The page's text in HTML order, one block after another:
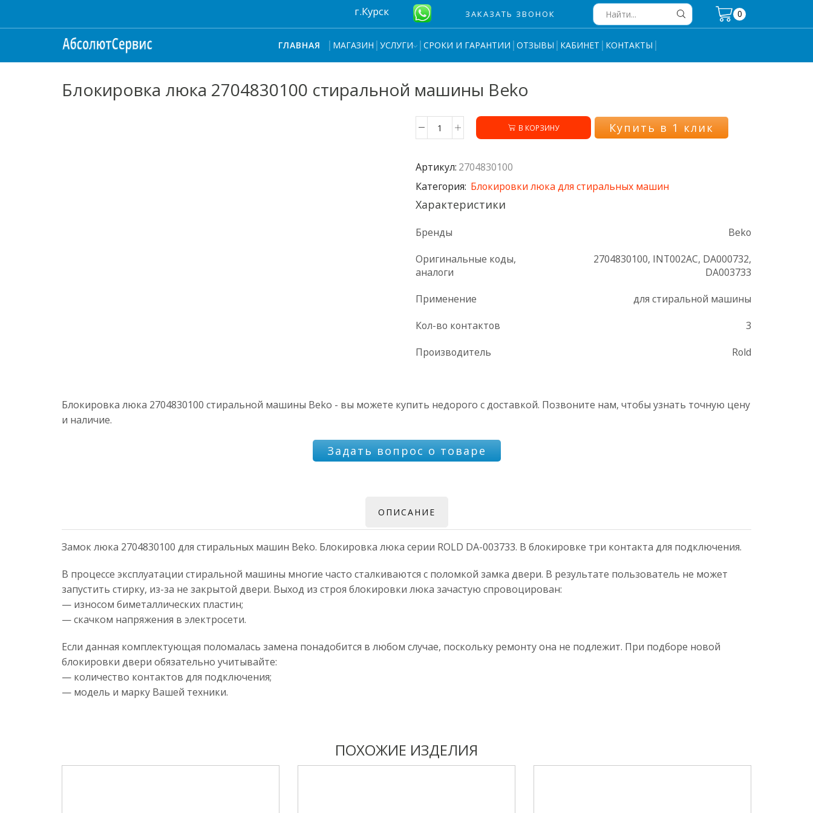
г.Курск ЗАКАЗАТЬ ЗВОНОК
input
0
ГЛАВНАЯ МАГАЗИН УСЛУГИ СРОКИ И ГАРАНТИИ ОТЗЫВЫ КАБИНЕТ КОНТАКТЫ
Блокировка люка 2704830100 стиральной машины Beko
Количество
люка
2704830100
стиральной
машины
В КОРЗИНУ Купить в 1 клик
Артикул: 2704830100
Категория: Блокировки люка для стиральных машин
Характеристики
Бренды
Beko
Оригинальные коды,
аналоги
2704830100, INT002AC, DA000732,
DA003733
Применение
для стиральной машины
Кол-во контактов
3
Производитель
Rold
Блокировка люка 2704830100 стиральной машины Beko - вы можете купить недорого с доставкой. Позвоните нам, чтобы узнать точную цену
и наличие.
Задать вопрос о товаре
ОПИСАНИЕ
Замок люка 2704830100 для стиральных машин Beko. Блокировка люка серии ROLD DA-003733. В блокировке три контакта для подключения.
В процессе эксплуатации стиральной машины многие часто сталкиваются с поломкой замка двери. В результате пользователь не может
запустить стирку, из-за не закрытой двери. Выход из строя блокировки люка зачастую спровоцирован:
— износом биметаллических пластин;
— скачком напряжения в электросети.
Если данная комплектующая поломалась замена понадобится в любом случае, поскольку ремонту она не подлежит. При подборе новой
блокировки двери обязательно учитывайте:
— количество контактов для подключения;
— модель и марку Вашей техники.
ПОХОЖИЕ ИЗДЕЛИЯ